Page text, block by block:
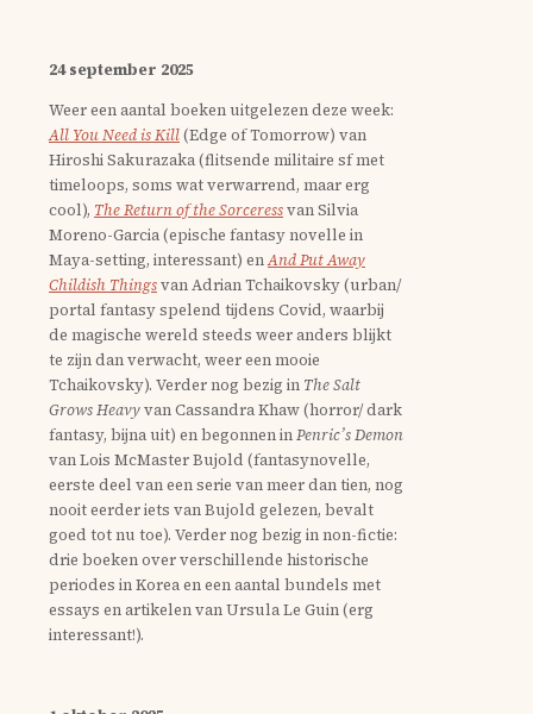
24 september 2025
Weer een aantal boeken uitgelezen deze week:
All You Need is Kill(Edge of Tomorrow) van
Hiroshi Sakurazaka (flitsende militaire sf met
timeloops, soms wat verwarrend, maar erg
cool), The Return of the Sorceressvan Silvia
Moreno-Garcia (epische fantasy novelle in
Maya-setting, interessant) enAnd Put Away
Childish Thingsvan Adrian Tchaikovsky (urban/
portal fantasy spelend tijdens Covid, waarbij
de magische wereld steeds weer anders blijkt
te zijn dan verwacht, weer een mooie
Tchaikovsky). Verder nog bezig in The Salt
Grows Heavyvan Cassandra Khaw (horror/ dark
fantasy, bijna uit) en begonnen inPenric’s Demon
van Lois McMaster Bujold (fantasynovelle,
eerste deel van een serie van meer dan tien, nog
nooit eerder iets van Bujold gelezen, bevalt
goed tot nu toe). Verder nog bezig in non-fictie:
drie boeken over verschillende historische
periodes in Korea en een aantal bundels met
essays en artikelen van Ursula Le Guin (erg
interessant!).